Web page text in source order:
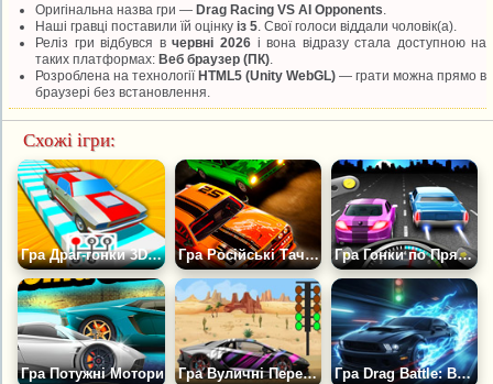
Оригінальна назва гри —Drag Racing VS AI Opponents
Наші гравці поставили їй оцінкуіз 5 . Свої голоси віддаличоловік(а).
Реліз гри відбувся вчервні 2026і вона відразу стала доступною на
таких платформах:Веб браузер (ПК)
Розроблена на технологіїHTML5 (Unity WebGL) — грати можна прямо в
браузері без встановлення.
Схожі ігри:
Гра Драг-гонки 3D: Майстер Перемикання Передач Гра Російські Тачки: Драг Рейсинг Гра Гонки по Прямій 3D
Гра Потужні Мотори Гра Вуличні Перегони 2D Гра Drag Battle: Вуличні Перегони